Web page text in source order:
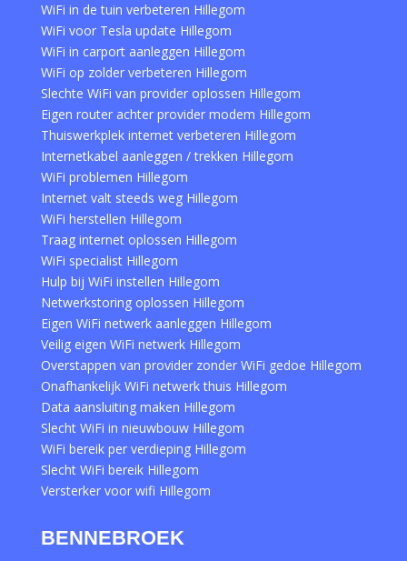
WiFi in de tuin verbeteren Hillegom
WiFi voor Tesla update Hillegom
WiFi in carport aanleggen Hillegom
WiFi op zolder verbeteren Hillegom
Slechte WiFi van provider oplossen Hillegom
Eigen router achter provider modem Hillegom
Thuiswerkplek internet verbeteren Hillegom
Internetkabel aanleggen / trekken Hillegom
WiFi problemen Hillegom
Internet valt steeds weg Hillegom
WiFi herstellen Hillegom
Traag internet oplossen Hillegom
WiFi specialist Hillegom
Hulp bij WiFi instellen Hillegom
Netwerkstoring oplossen Hillegom
Eigen WiFi netwerk aanleggen Hillegom
Veilig eigen WiFi netwerk Hillegom
Overstappen van provider zonder WiFi gedoe Hillegom
Onafhankelijk WiFi netwerk thuis Hillegom
Data aansluiting maken Hillegom
Slecht WiFi in nieuwbouw Hillegom
WiFi bereik per verdieping Hillegom
Slecht WiFi bereik Hillegom
Versterker voor wifi Hillegom
BENNEBROEK